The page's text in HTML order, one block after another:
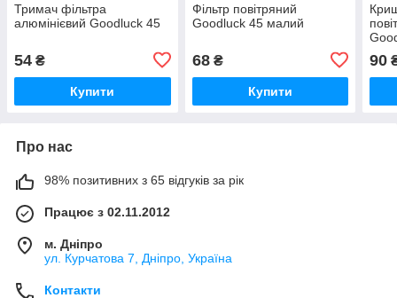
Тримач фільтра
алюмінієвий Goodluck 45
54 ₴
Купити
Фільтр повітряний
Goodluck 45 малий
68₴
Купити
90
Про нас
98% позитивних з 65 відгуків за рік
Працює з 02.11.2012
м. Дніпро
ул. Курчатова 7, Дніпро, Україна
Контакти